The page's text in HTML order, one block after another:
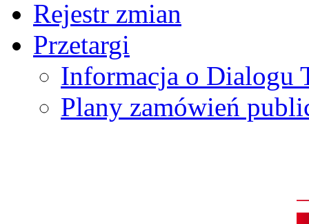
Rejestr zmian
Przetargi
Informacja o Dialogu
Plany zamówień